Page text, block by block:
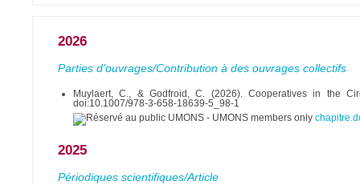
2026
Parties d’ouvrages/Contribution à des ouvrages collectifs
Muylaert, C., & Godfroid, C. (2026). Cooperatives in the
doi:10.1007/978-3-658-18639-5_98-1
2025
Périodiques scientifiques/Article